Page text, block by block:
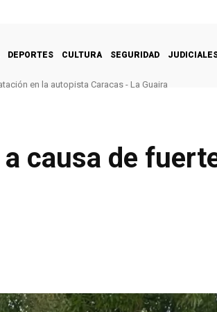
DEPORTES CULTURA SEGURIDAD
en la autopista Caracas - La Guaira
causa de